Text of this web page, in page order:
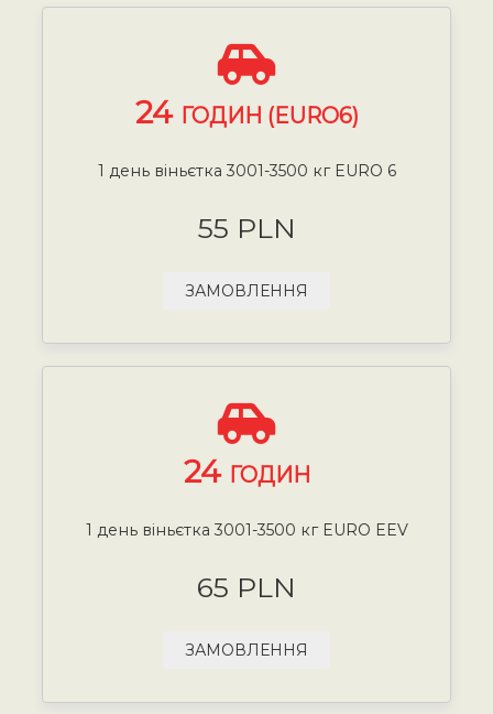
24 ГОДИН (EURO6)
1 день віньєтка 3001-3500 кг EURO 6
55 PLN
ЗАМОВЛЕННЯ
24 ГОДИН
1 день віньєтка 3001-3500 кг EURO EEV
65 PLN
ЗАМОВЛЕННЯ